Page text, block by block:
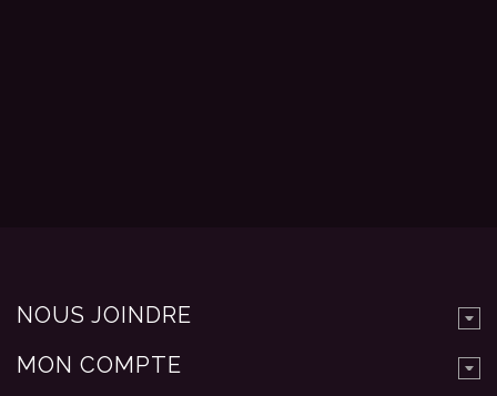
NOUS JOINDRE
MON COMPTE